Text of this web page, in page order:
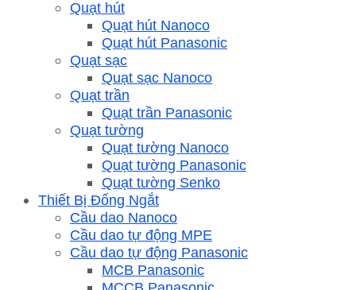
Quạt hút
Quạt hút Nanoco
Quạt hút Panasonic
Quạt sạc
Quạt sạc Nanoco
Quạt trần
Quạt trần Panasonic
Quạt tường
Quạt tường Nanoco
Quạt tường Panasonic
Quạt tường Senko
Thiết Bị Đống Ngắt
Cầu dao Nanoco
Cầu dao tự động MPE
Cầu dao tự động Panasonic
MCB Panasonic